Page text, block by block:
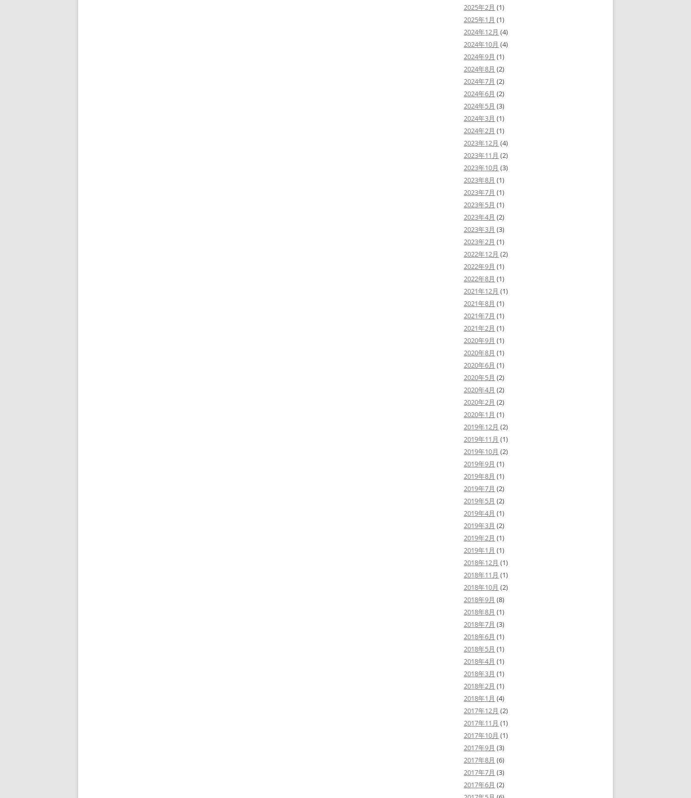
2025年2月 (1)
2025年1月 (1)
2024年12月 (4)
2024年10月 (4)
2024年9月 (1)
2024年8月 (2)
2024年7月 (2)
2024年6月 (2)
2024年5月 (3)
2024年3月 (1)
2024年2月 (1)
2023年12月 (4)
2023年11月 (2)
2023年10月 (3)
2023年8月 (1)
2023年7月 (1)
2023年5月 (1)
2023年4月 (2)
2023年3月 (3)
2023年2月 (1)
2022年12月 (2)
2022年9月 (1)
2022年8月 (1)
2021年12月 (1)
2021年8月 (1)
2021年7月 (1)
2021年2月 (1)
2020年9月 (1)
2020年8月 (1)
2020年6月 (1)
2020年5月 (2)
2020年4月 (2)
2020年2月 (2)
2020年1月 (1)
2019年12月 (2)
2019年11月 (1)
2019年10月 (2)
2019年9月 (1)
2019年8月 (1)
2019年7月 (2)
2019年5月 (2)
2019年4月 (1)
2019年3月 (2)
2019年2月 (1)
2019年1月 (1)
2018年12月 (1)
2018年11月 (1)
2018年10月 (2)
2018年9月 (8)
2018年8月 (1)
2018年7月 (3)
2018年6月 (1)
2018年5月 (1)
2018年4月 (1)
2018年3月 (1)
2018年2月 (1)
2018年1月 (4)
2017年12月 (2)
2017年11月 (1)
2017年10月 (1)
2017年9月 (3)
2017年8月 (6)
2017年7月 (3)
2017年6月 (2)